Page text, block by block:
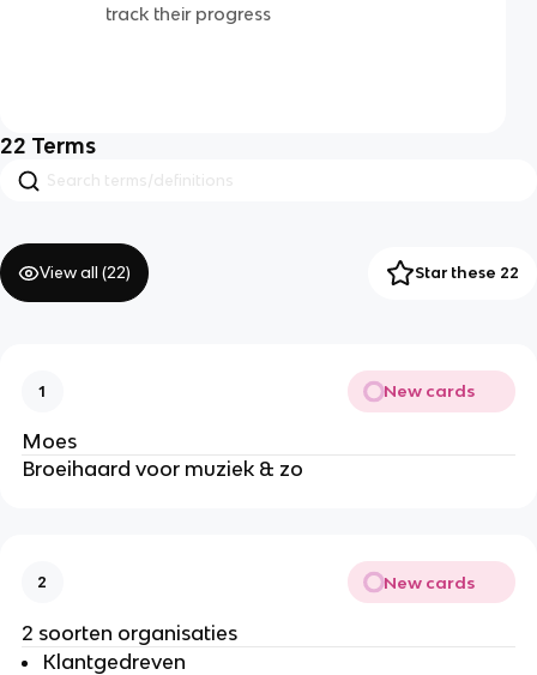
track their progress
22 Terms
View all (22) Star these 22
1 New cards
Moes
Broeihaard voor muziek & zo
2 New cards
2 soorten organisaties
Klantgedreven